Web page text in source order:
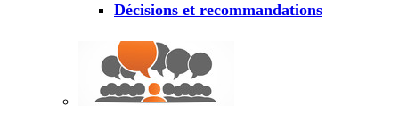
Décisions et recommandations